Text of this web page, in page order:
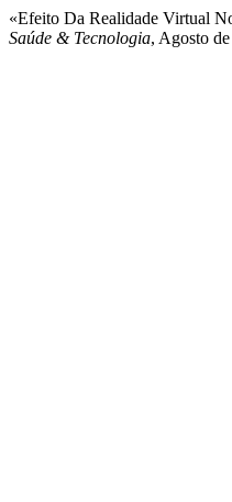
«Efeito Da Realidade Virtual
Saúde & Tecnologia, Agosto